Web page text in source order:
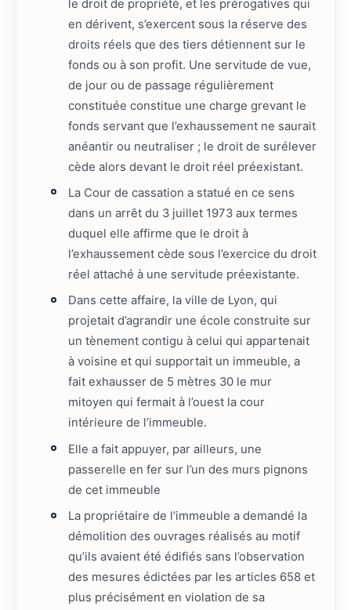
le droit de propriété, et les prérogatives qui
en dérivent, s’exercent sous la réserve des
droits réels que des tiers détiennent sur le
fonds ou à son profit. Une servitude de vue,
de jour ou de passage régulièrement
constituée constitue une charge grevant le
fonds servant que l’exhaussement ne saurait
anéantir ou neutraliser ; le droit de surélever
cède alors devant le droit réel préexistant.
La Cour de cassation a statué en ce sens
dans un arrêt du 3 juillet 1973 aux termes
duquel elle affirme que le droit à
l’exhaussement cède sous l’exercice du droit
réel attaché à une servitude préexistante.
Dans cette affaire, la ville de Lyon, qui
projetait d’agrandir une école construite sur
un tènement contigu à celui qui appartenait
à voisine et qui supportait un immeuble, a
fait exhausser de 5 mètres 30 le mur
mitoyen qui fermait à l’ouest la cour
intérieure de l’immeuble.
Elle a fait appuyer, par ailleurs, une
passerelle en fer sur l’un des murs pignons
de cet immeuble
La propriétaire de l’immeuble a demandé la
démolition des ouvrages réalisés au motif
qu’ils avaient été édifiés sans l’observation
des mesures édictées par les articles 658 et
plus précisément en violation de sa